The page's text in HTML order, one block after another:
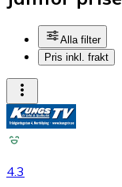
Alla filter
Pris inkl. frakt
4.3